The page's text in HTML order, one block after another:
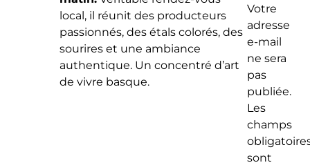
local, il réunit des producteurs
passionnés, des étals colorés, des
sourires et une ambiance
authentique. Un concentré d’art
de vivre basque.
Votre
adresse
e-mail
ne sera
pas
publiée.
Les
champs
sont